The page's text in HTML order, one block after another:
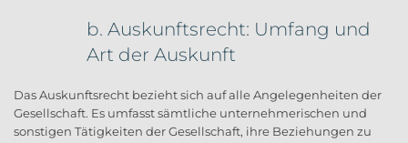
b. Auskunftsrecht: Umfang und
Art der Auskunft
Das Auskunftsrecht bezieht sich auf alle Angelegenheiten der
Gesellschaft. Es umfasst sämtliche unternehmerischen und
sonstigen Tätigkeiten der Gesellschaft, ihre Beziehungen zu